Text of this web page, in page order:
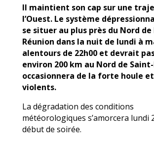
Il maintient son cap sur une
l’Ouest. Le système
se situer au plus près du Nord de
Réunion dans la nuit de lundi à
alentours de 22h00 et devrait
environ 200 km au Nord de
occasionnera de la forte houle
violents.
La dégradation des conditions
météorologiques s’amorcera lundi
début de soirée.